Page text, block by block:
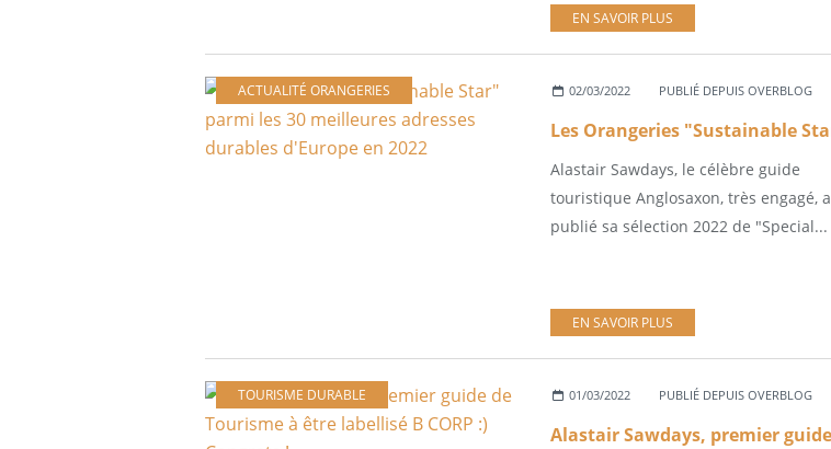
EN SAVOIR PLUS
ACTUALITÉ ORANGERIES 02/03/2022 PUBLIÉ DEPUIS OVERBLOG
Alastair Sawdays, le célèbre guide
touristique Anglosaxon, très engagé, a
publié sa sélection 2022 de "Special...
EN SAVOIR PLUS
TOURISME DURABLE 01/03/2022 PUBLIÉ DEPUIS OVERBLOG